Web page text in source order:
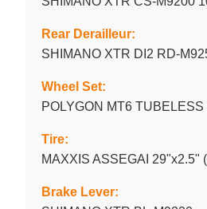
Rear Derailleur:
SHIMANO XTR DI2 RD-
Wheel Set:
POLYGON MT6
Tire:
MAXXIS ASSEGAI 29"x2.5"
Brake Lever: